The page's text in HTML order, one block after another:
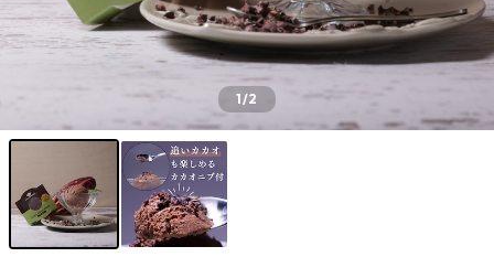
1/2